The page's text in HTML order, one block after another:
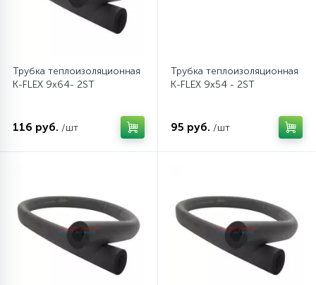
Смазки
5
Стекла люка
15
Таходатчики
ТЭНы (нагревательные элементы)
Трубка теплоизоляционная
K-FLEX 9x64- 2ST
116 руб. /шт
Трубка теплоизоляционная
K-FLEX 9x54 - 2ST
95 руб. /шт